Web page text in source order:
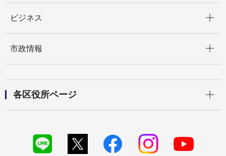
ビジネス
市政情報
各区役所ページ